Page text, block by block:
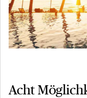
Acht